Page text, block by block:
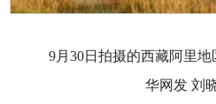
9月30日拍摄的西藏阿里
华网发 刘